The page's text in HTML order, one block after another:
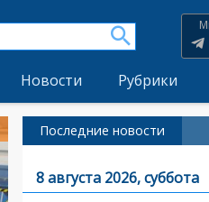
Новости Рубрики
Последние новости
8 августа 2026, суббота